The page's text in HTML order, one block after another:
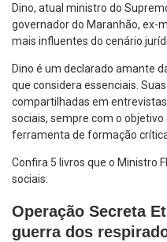
Dino, atual ministro do
governador do Maranhão, ex-
mais influentes do cenário
Dino é um declarado amante
que considera essenciais.
compartilhadas em
sociais, sempre com o
ferramenta de formação
Confira 5 livros que o Ministro
sociais:
Operação Secreta
guerra dos